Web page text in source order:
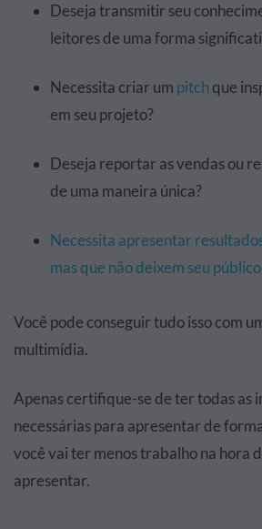
Deseja transmitir seu
leitores de uma forma
Necessita criar um pitchque
em seu projeto?
Deseja reportar as vendas ou
de uma maneira única?
Necessita apresentar
mas que não deixem seu
Você pode conseguir tudo isso com
multimídia.
Apenas certifique-se de ter todas as
necessárias para apresentar de
você vai ter menos trabalho na hora
apresentar.